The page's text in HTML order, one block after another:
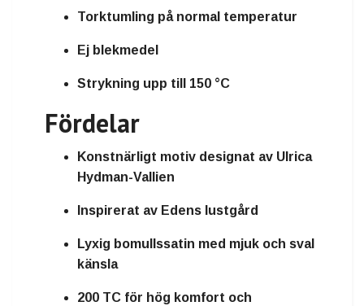
Torktumling på normal temperatur
Ej blekmedel
Strykning upp till 150 °C
Fördelar
Konstnärligt motiv designat av Ulrica
Hydman-Vallien
Inspirerat av Edens lustgård
Lyxig bomullssatin med mjuk och sval
känsla
200 TC för hög komfort och